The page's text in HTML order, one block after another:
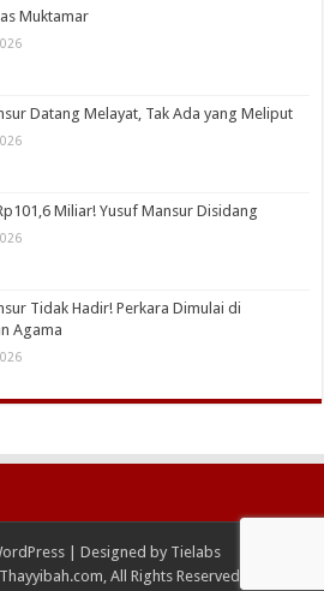
Muktamar
Datang Melayat, Tak Ada yang Meliput
Miliar! Yusuf Mansur Disidang
Tidak Hadir! Perkara Dimulai di
Agama
| Designed by Tielabs
All Rights Reserved